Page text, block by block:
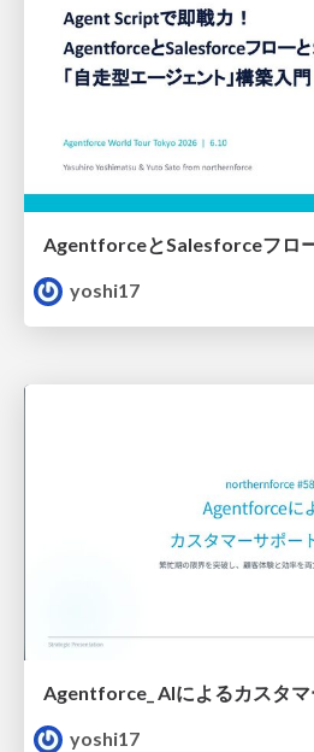
yoshi17
Agentforce_ AIによるカスタ
yoshi17